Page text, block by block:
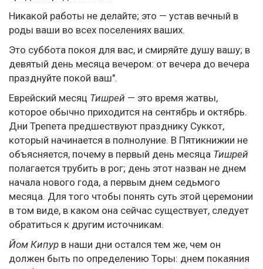
Никакой работы не делайте; это — устав вечный в
роды ваши во всех поселениях ваших.
Это суббота покоя для вас, и смиряйте душу вашу; в
девятый день месяца вечером: от вечера до вечера
празднуйте покой ваш".
Еврейский месяц Тишрей — это время жатвы,
которое обычно приходится на сентябрь и октябрь.
Дни Трепета предшествуют празднику Суккот,
который начинается в полнолуние. В Пятикнижии не
объясняется, почему в первый день месяца Тишрей
полагается трубить в рог; день этот назван не днем
начала нового года, а первым днем седьмого
месяца. Для того чтобы понять суть этой церемонии
в том виде, в каком она сейчас существует, следует
обратиться к другим источникам.
Йом Кипур в наши дни остался тем же, чем он
должен быть по определению Торы: днем покаяния